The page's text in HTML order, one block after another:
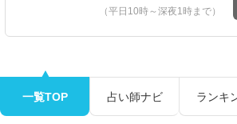
（平日10時～深夜1時まで）
一覧TOP 占い師ナビ ランキ